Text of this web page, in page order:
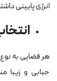
انرژی پایینی
هر فضایی به نوع
حبابی و زیبا